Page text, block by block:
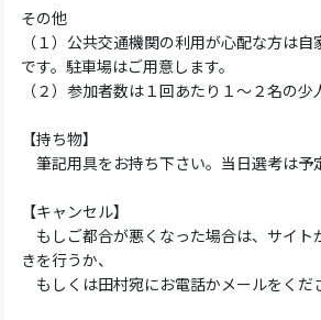
その他
（１）公共交通機関の利用が心配な方は
です。駐車場はご用意します。
（２）参加者数は１回あたり１～２名の少
【持ち物】
筆記用具をお持ち下さい。当日選考は予
【キャンセル】
もしご都合が悪くなった場合は、サイト
きを行うか、
もしくは田村宛にお電話かメールをくだ